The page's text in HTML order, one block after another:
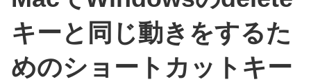
キーと同じ動きをするた
めのショートカットキー